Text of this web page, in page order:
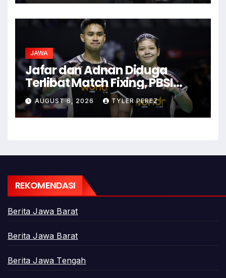
JAWA
Jafar dan Adnan Diduga
Terlibat Match Fixing, PBSI
Langsung Ubah Komposisi
Ganda Campuran
AUGUST 6, 2026 TYLER PEREZ
REKOMENDASI
Berita Jawa Barat
Berita Jawa Barat
Berita Jawa Tengah